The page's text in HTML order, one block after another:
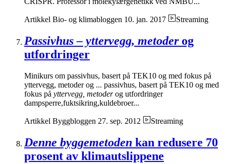
Artikkel Bio- og klimabloggen 10. jan. 2017 Streaming
Passivhus – yttervegg, metoderog
utfordringer
Minikurs om passivhus, basert på TEK10 og med fokus på
yttervegg, metoder og ... passivhus, basert på TEK10 og med
fokus på yttervegg, metoderog utfordringer
dampsperre,fuktsikring,kuldebroer...
Artikkel Byggbloggen 27. sep. 2012 Streaming
Denne byggemetoden kan redusere 70
prosent av klimautslippene